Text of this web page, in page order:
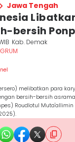
Jawa Tengah
bersih
Kab. Demak
melibatkan para
bersih-bersih
Roudlotul